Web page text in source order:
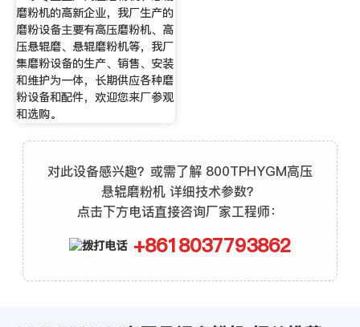
磨粉机的高新企业，我厂生产的
磨粉设备主要有高压磨粉机、高
压悬辊磨、悬辊磨粉机等，我厂
集磨粉设备的生产、销售、安装
和维护为一体，长期供应各种磨
粉设备和配件，欢迎您来厂参观
和选购。
对此设备感兴趣？或需了解 800TPHYGM高压
悬辊磨粉机 详细技术参数？
点击下方电话直接咨询厂家工程师：
+8618037793862